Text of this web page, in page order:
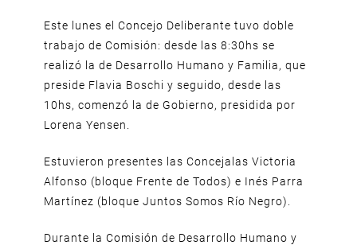
Este lunes el Concejo Deliberante tuvo doble
trabajo de Comisión: desde las 8:30hs se
realizó la de Desarrollo Humano y Familia, que
preside Flavia Boschi y seguido, desde las
10hs, comenzó la de Gobierno, presidida por
Lorena Yensen.
Estuvieron presentes las Concejalas Victoria
Alfonso (bloque Frente de Todos) e Inés Parra
Martínez (bloque Juntos Somos Río Negro).
Durante la Comisión de Desarrollo Humano y